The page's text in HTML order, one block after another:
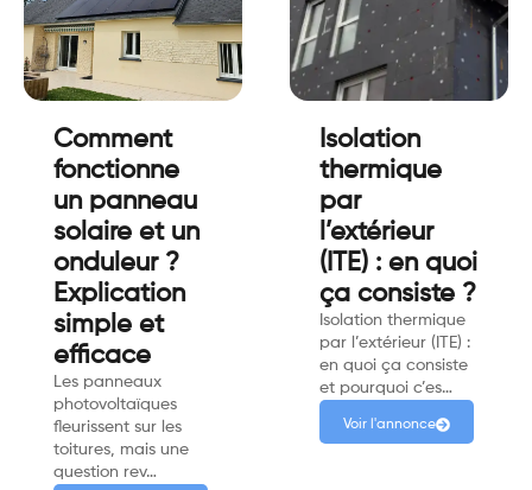
Comment
fonctionne
un panneau
solaire et un
onduleur ?
Explication
simple et
efficace
Les panneaux
photovoltaïques
fleurissent sur les
toitures, mais une
question rev…
Isolation
thermique
par
l’extérieur
(ITE) : en quoi
ça consiste ?
Isolation thermique
par l’extérieur (ITE) :
en quoi ça consiste
et pourquoi c’es…
Voir l'annonce